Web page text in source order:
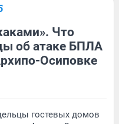
Что
об атаке БПЛА
Осиповке
гостевых домов